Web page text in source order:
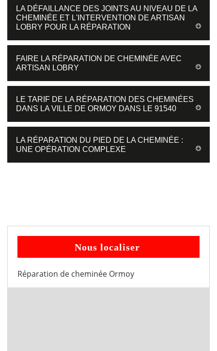
LA DÉFAILLANCE DES JOINTS AU NIVEAU DE LA
CHEMINÉE ET L'INTERVENTION DE ARTISAN
LOBRY POUR LA RÉPARATION
FAIRE LA RÉPARATION DE CHEMINÉE AVEC
ARTISAN LOBRY
LE TARIF DE LA RÉPARATION DES CHEMINÉES
DANS LA VILLE DE ORMOY DANS LE 91540
LA RÉPARATION DU PIED DE LA CHEMINÉE :
UNE OPÉRATION COMPLEXE
Nous localiser
Réparation de cheminée Ormoy